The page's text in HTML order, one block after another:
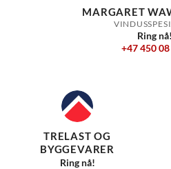
MARGARET
Ring nå!
+47 450
TRELAST OG
BYGGEVARER
Ring nå!